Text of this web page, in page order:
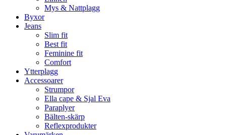
Mys & Nattplagg
Byxor
Jeans
Slim fit
Best fit
Feminine fit
Comfort
Ytterplagg
Accessoarer
Strumpor
Ella cape & Sjal Eva
Paraplyer
Bälten-skärp
Reflexprodukter